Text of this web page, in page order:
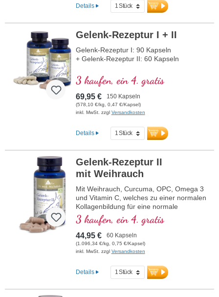
Details
Gelenk-Rezeptur I + II
Gelenk-Rezeptur I: 90 Kapseln
+ Gelenk-Rezeptur II: 60 Kapseln
3 kaufen, ein 4. gratis
69,95 € 150 Kapseln
(578,10 €/kg, 0,47 €/Kapsel)
inkl. MwSt. zzgl Versandkosten
Details
Gelenk-Rezeptur II
mit Weihrauch
Mit Weihrauch, Curcuma, OPC, Omega 3
und Vitamin C, welches zu einer normalen
Kollagenbildung für eine normale
Knorpelfunktion beiträgt. Zur spezifischen
Versorgung der knorpeligen
Gelenkstrukturen.
3 kaufen, ein 4. gratis
44,95 € 60 Kapseln
(1.096,34 €/kg, 0,75 €/Kapsel)
inkl. MwSt. zzgl Versandkosten
Details